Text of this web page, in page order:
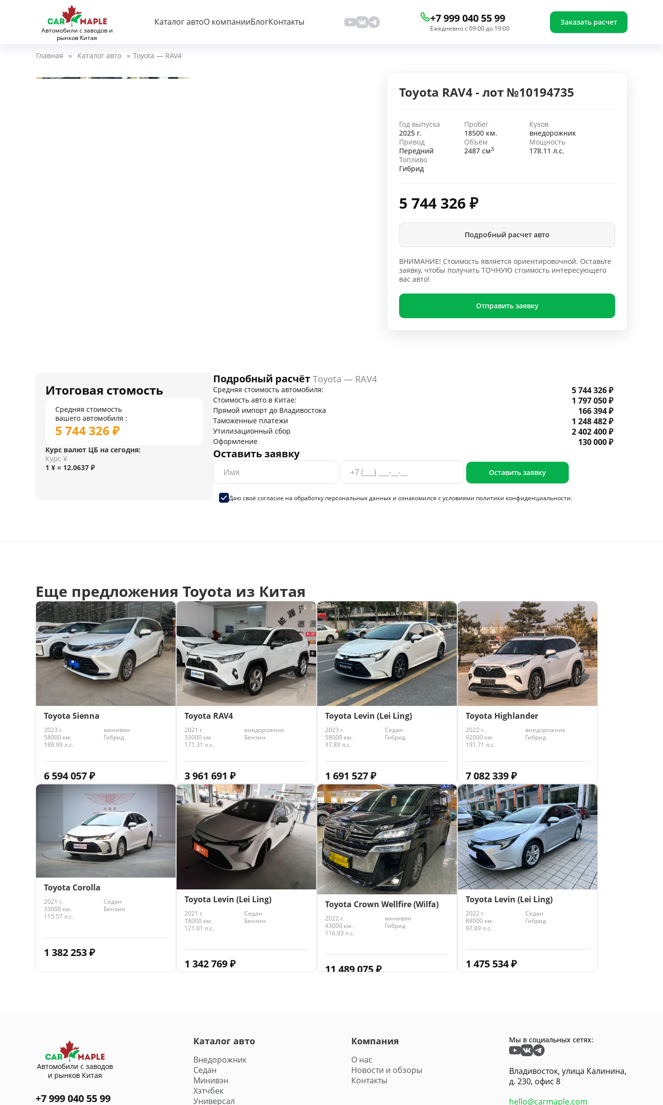
Автомобили с заводов и
рынков Китая
Каталог автоО компанииБлогКонтакты +7 999 040 55 99
Ежедневно с 09:00 до 19:00
Заказать расчет
Главная » Каталог авто » Toyota — RAV4
Toyota RAV4 - лот №10194735
Год выпуска
2025 г.
Пробег
18500 км.
Кузов
внедорожник
Привод
Передний
Объём
2487 см3
Мощность
178.11 л.с.
Топливо
Гибрид
5 744 326₽
Подробный расчет авто
ВНИМАНИЕ! Стоимость является ориентировочной. Оставьте
заявку, чтобы получить ТОЧНУЮ стоимость интересующего
вас авто!
Отправить заявку
Итоговая стомость
Средняя стоимость
вашего автомобиля :
5 744 326 ₽
Курс валют ЦБ на сегодня:
Курс ¥
1 ¥ = 12.0637 ₽
Подробный расчёт Toyota — RAV4
Средняя стоимость автомобиля: 5 744 326 ₽
Стоимость авто в Китае: 1 797 050 ₽
Прямой импорт до Владивостока 166 394 ₽
Таможенные платежи 1 248 482 ₽
Утилизационный сбор 2 402 400 ₽
Оформление 130 000 ₽
Оставить заявку
Оставить заявку
Даю своё согласие на обработку персональных данных и ознакомился с условиями политики конфиденциальности.
Еще предложения Toyota из Китая
Toyota Sienna
2023 г.
минивэн
58000 км.
Гибрид
188.99 л.с.
6 594 057₽
Toyota RAV4
2021 г.
внедорожник
33000 км.
Бензин
171.31 л.с.
3 961 691 ₽
Toyota Levin (Lei Ling)
2023 г.
Седан
58000 км.
Гибрид
97.89 л.с.
1 691 527₽
Toyota Highlander
2022 г.
внедорожник
92000 км.
Гибрид
191.71 л.с.
7 082 339₽
Toyota Corolla
2021 г.
Седан
33000 км.
Бензин
115.57 л.с.
1 382 253₽
Toyota Levin (Lei Ling)
2021 г.
Седан
18000 км.
Бензин
121.01 л.с.
1 342 769₽
Toyota Crown Wellfire (Wilfa)
2022 г.
минивэн
43000 км.
Гибрид
116.93 л.с.
11 489 075₽
Toyota Levin (Lei Ling)
2022 г.
Седан
88000 км.
Гибрид
97.89 л.с.
1 475 534₽
Автомобили с заводов
и рынков Китая
+7 999 040 55 99
Каталог авто
Внедорожник
Седан
Минивэн
Хэтчбек
Универсал
Компания
О нас
Новости и обзоры
Контакты
Мы в социальных сетях:
Владивосток, улица Калинина,
д. 230, офис 8
hello@carmaple.com